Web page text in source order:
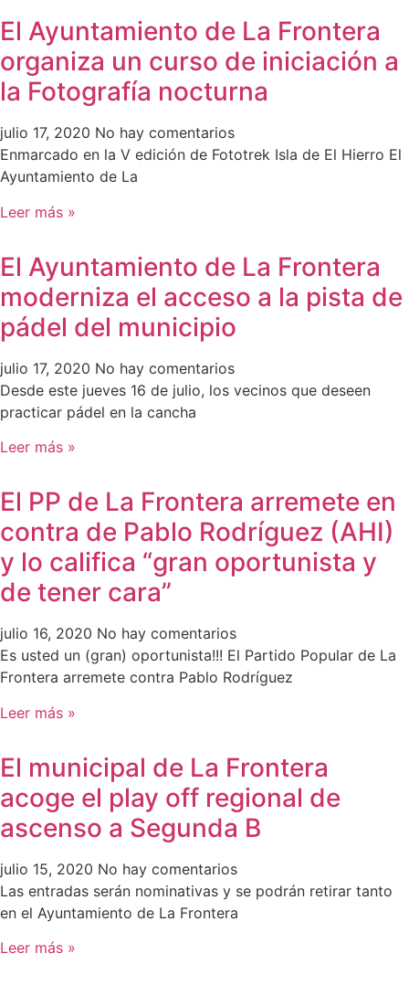
El Ayuntamiento de La Frontera
organiza un curso de iniciación a
la Fotografía nocturna
julio 17, 2020 No hay comentarios
Enmarcado en la V edición de Fototrek Isla de El Hierro El
Ayuntamiento de La
Leer más »
El Ayuntamiento de La Frontera
moderniza el acceso a la pista de
pádel del municipio
julio 17, 2020 No hay comentarios
Desde este jueves 16 de julio, los vecinos que deseen
practicar pádel en la cancha
Leer más »
El PP de La Frontera arremete en
contra de Pablo Rodríguez (AHI)
y lo califica “gran oportunista y
de tener cara”
julio 16, 2020 No hay comentarios
Es usted un (gran) oportunista!!! El Partido Popular de La
Frontera arremete contra Pablo Rodríguez
Leer más »
El municipal de La Frontera
acoge el play off regional de
ascenso a Segunda B
julio 15, 2020 No hay comentarios
Las entradas serán nominativas y se podrán retirar tanto
en el Ayuntamiento de La Frontera
Leer más »